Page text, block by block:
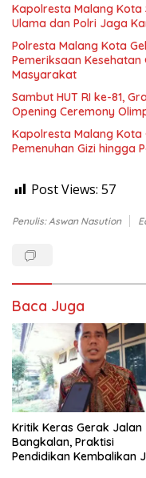
Kapolresta Malang Kota
Ulama dan Polri Jaga
Polresta Malang Kota
Pemeriksaan
Masyarakat
Sambut HUT RI ke-81,
Opening Ceremony
Kapolresta Malang Kota
Pemenuhan Gizi hingga
Post Views: 57
Penulis: Aswan Nasution
Baca Juga
Kritik Keras Gerak Jalan
Bangkalan, Praktisi
Pendidikan Kembalikan